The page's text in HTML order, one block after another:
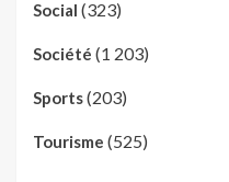
Social (323)
Société (1 203)
Sports(203)
Tourisme (525)